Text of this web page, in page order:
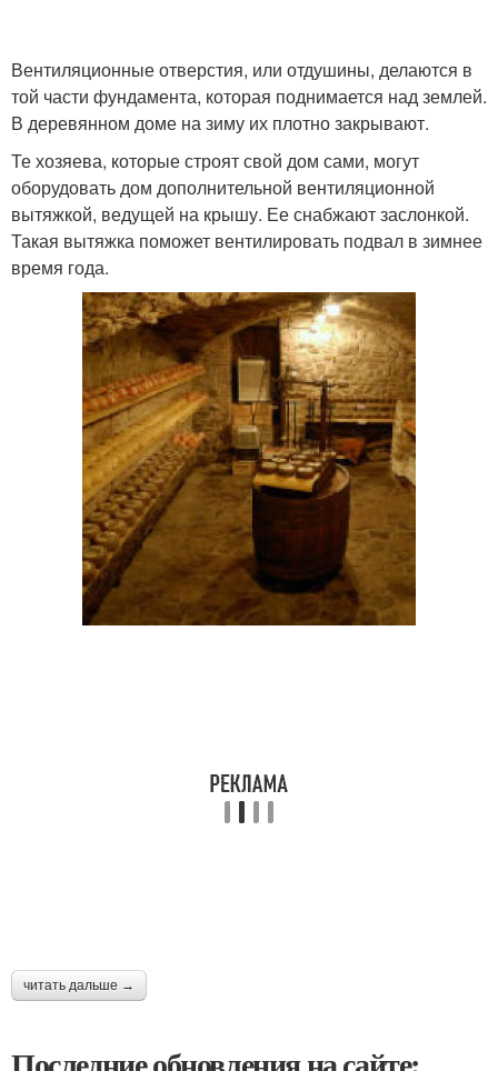
Вентиляционные отверстия, или отдушины, делаются в
той части фундамента, которая поднимается над землей.
В деревянном доме на зиму их плотно закрывают.
Те хозяева, которые строят свой дом сами, могут
оборудовать дом дополнительной вентиляционной
вытяжкой, ведущей на крышу. Ее снабжают заслонкой.
Такая вытяжка поможет вентилировать подвал в зимнее
время года.
читать дальше →